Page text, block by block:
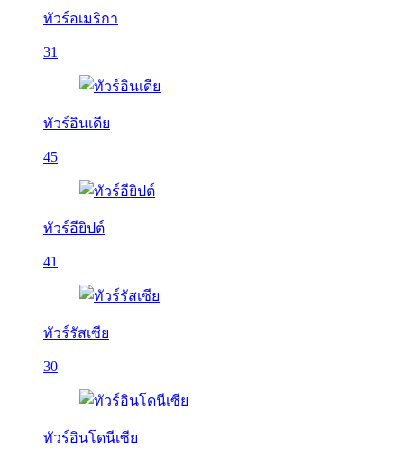
ทัวร์อเมริกา
31
ทัวร์อินเดีย
45
ทัวร์อียิปต์
41
ทัวร์รัสเซีย
30
ทัวร์อินโดนีเซีย